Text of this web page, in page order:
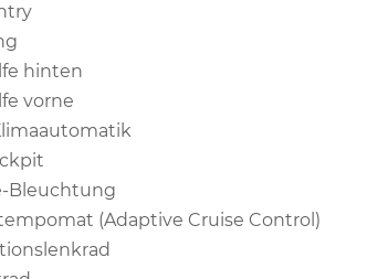
hinten
vorne
Bleuchtung
(Adaptive Cruise Control)